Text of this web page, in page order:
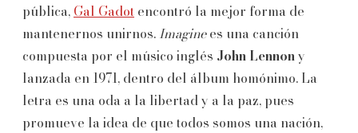
pública, Gal Gadot encontró la mejor forma de
mantenernos unirnos. Imaginees una canción
compuesta por el músico inglés John Lennony
lanzada en 1971, dentro del álbum homónimo. La
letra es una oda a la libertad y a la paz, pues
promueve la idea de que todos somos una nación,